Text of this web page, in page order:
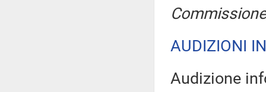
AUDIZIONI
Audizione